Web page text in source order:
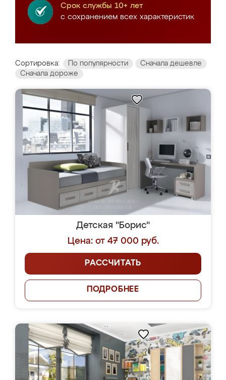
Срок службы 10+ лет
с сохранением всех характеристик
Сортировка: По популярности
Сначала дешевле
Сначала дороже
Детская "Борис"
Цена: от 47 000 руб.
РАССЧИТАТЬ
ПОДРОБНЕЕ